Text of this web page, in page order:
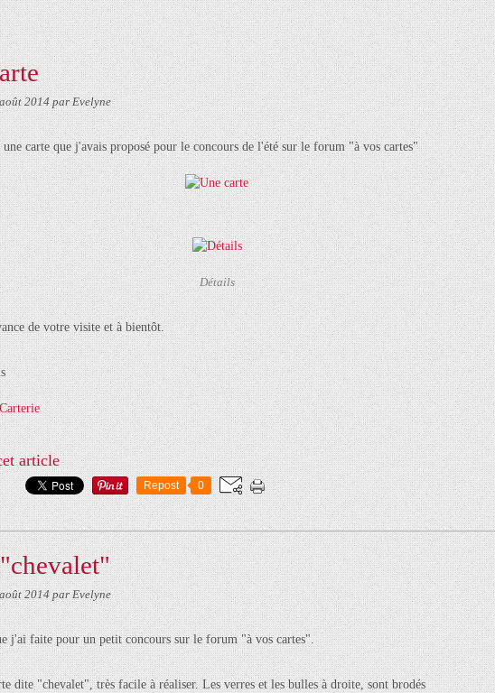
2014par Evelyne
carte que j'avais proposé pour le concours de l'été sur le forum "à vos cartes"
Détails
de votre visite et à bientôt.
Carterie
article
Repost 0
2014par Evelyne
j'ai faite pour un petit concours sur le forum "à vos cartes".
dite "chevalet", très facile à réaliser. Les verres et les bulles à droite, sont brodés